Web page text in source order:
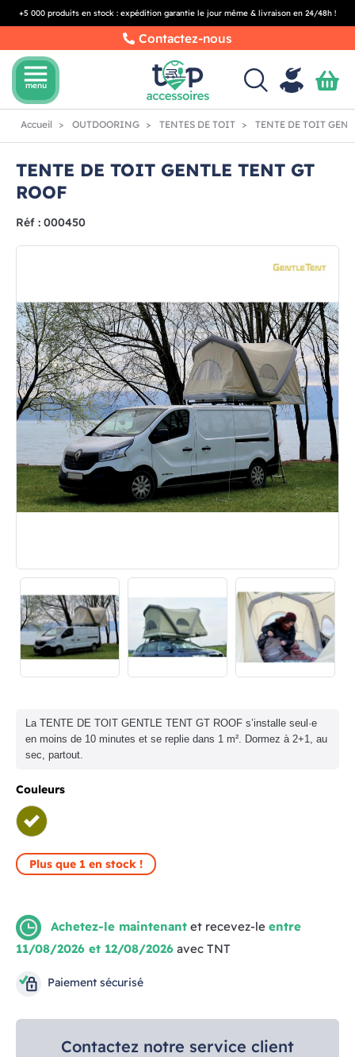
+5 000 produits en stock : expédition garantie le jour même & livraison en 24/48h !
Contactez-nous
menu
menu
Accueil OUTDOORING TENTES DE TOIT TENTE DE TOIT
TENTE DE TOIT GENTLE TENT GT
ROOF
Réf : 000450
La TENTE DE TOIT GENTLE TENT GT ROOF s’installe seul·e
en moins de 10 minutes et se replie dans 1 m². Dormez à 2+1, au
sec, partout.
Couleurs
Plus que 1 en stock !
Achetez-le maintenant et recevez-le entre
11/08/2026 et 12/08/2026 avec TNT
Paiement sécurisé
Contactez notre service client